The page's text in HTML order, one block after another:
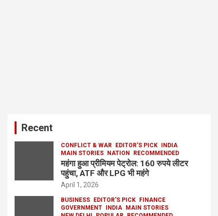
Recent
CONFLICT & WAR EDITOR'S PICK
INDIA
MAIN STORIES
NATION RECOMMENDED
महंगा हुआ प्रीमियम पेट्रोल: 160 रुपये लीटर
पहुंचा, ATF और LPG भी महंगे
April 1, 2026
BUSINESS EDITOR'S PICK
FINANCE
GOVERNMENT
INDIA
MAIN STORIES